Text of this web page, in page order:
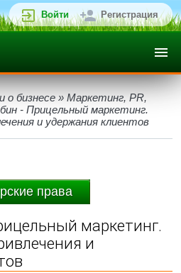
Войти Регистрация
о бизнесе » Маркетинг, PR,
- Прицельный маркетинг.
и удержания клиентов
права
маркетинг.
и